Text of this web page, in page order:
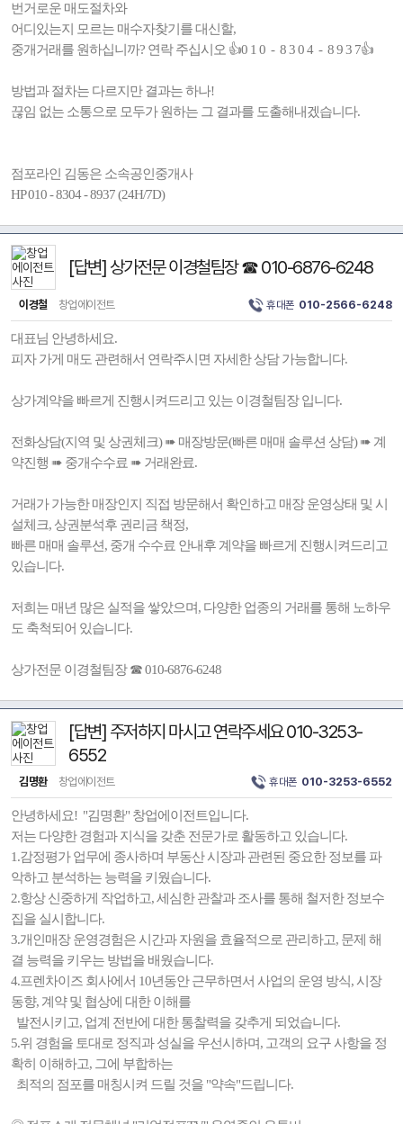
번거로운 매도절차와
어디있는지 모르는 매수자찾기를 대신할,
중개거래를 원하십니까? 연락 주십시오 👍0 1 0 - 8 3 0 4 - 8 9 3 7👍
방법과 절차는 다르지만 결과는 하나!
끊임 없는 소통으로 모두가 원하는 그 결과를 도출해내겠습니다.
점포라인 김동은 소속공인중개사
HP 010 - 8304 - 8937 (24H/7D)
[답변] 상가전문 이경철팀장 ☎ 010-6876-6248
이경철 창업에이전트 휴대폰 010-2566-6248
대표님 안녕하세요.
피자 가게 매도 관련해서 연락주시면 자세한 상담 가능합니다.
상가계약을 빠르게 진행시켜드리고 있는 이경철팀장 입니다.
전화상담(지역 및 상권체크) ➠ 매장방문(빠른 매매 솔루션 상담) ➠ 계
약진행 ➠ 중개수수료 ➠ 거래완료.
거래가 가능한 매장인지 직접 방문해서 확인하고 매장 운영상태 및 시
설체크, 상권분석후 권리금 책정,
빠른 매매 솔루션, 중개 수수료 안내후 계약을 빠르게 진행시켜드리고
있습니다.
저희는 매년 많은 실적을 쌓았으며, 다양한 업종의 거래를 통해 노하우
도 축척되어 있습니다.
상가전문 이경철팀장 ☎ 010-6876-6248
[답변] 주저하지 마시고 연락주세요 010-3253-
6552
김명환 창업에이전트 휴대폰 010-3253-6552
안녕하세요! "김명환" 창업에이전트입니다.
저는 다양한 경험과 지식을 갖춘 전문가로 활동하고 있습니다.
1.감정평가 업무에 종사하며 부동산 시장과 관련된 중요한 정보를 파
악하고 분석하는 능력을 키웠습니다.
2.항상 신중하게 작업하고, 세심한 관찰과 조사를 통해 철저한 정보수
집을 실시합니다.
3.개인매장 운영경험은 시간과 자원을 효율적으로 관리하고, 문제 해
결 능력을 키우는 방법을 배웠습니다.
4.프렌차이즈 회사에서 10년동안 근무하면서 사업의 운영 방식, 시장
동향, 계약 및 협상에 대한 이해를
발전시키고, 업계 전반에 대한 통찰력을 갖추게 되었습니다.
5.위 경험을 토대로 정직과 성실을 우선시하며, 고객의 요구 사항을 정
확히 이해하고, 그에 부합하는
최적의 점포를 매칭시켜 드릴 것을 "약속"드립니다.